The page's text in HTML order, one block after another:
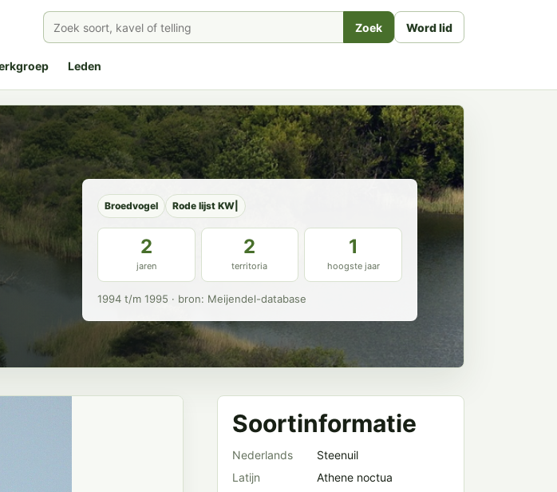
Zoek Word lid
Leden
Broedvogel Rode lijst KW|
2
jaren
2
territoria
1
hoogste jaar
1994 t/m 1995 · bron: Meijendel-database
Soortinformatie
Nederlands
Steenuil
Latijn
Athene noctua